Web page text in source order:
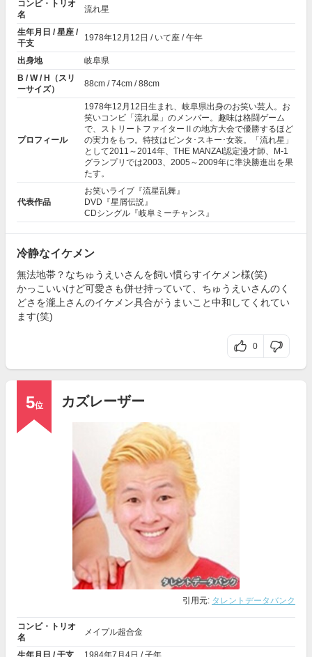
コンビ・トリオ
名
流れ星
生年月日 / 星座 /
干支
1978年12月12日 / いて座 / 午年
出身地
岐阜県
B / W / H（スリ
ーサイズ）
88cm / 74cm / 88cm
プロフィール
1978年12月12日生まれ、岐阜県出身のお笑い芸人。お
笑いコンビ「流れ星 」のメンバー。趣味は格闘ゲーム
で、ストリートファイターⅡの地方大会で優勝するほど
の実力をもつ。特技はビンタ･スキー･女装。「流れ星 」
として2011～2014年、THE MANZAI認定漫才師、M-1
グランプリでは2003、2005～2009年に準決勝進出を果
たす。
代表作品
お笑いライブ『流星乱舞』
DVD『星屑伝説』
CDシングル『岐阜ミーチャンス』
冷静なイケメン
無法地帯？なちゅうえいさんを飼い慣らすイケメン様(笑)
かっこいいけど可愛さも併せ持っていて、ちゅうえいさんのく
どさを瀧上さんのイケメン具合がうまいこと中和してくれてい
ます(笑)
0
5位 カズレーザー
引用元: タレントデータバンク
コンビ・トリオ
名
メイプル超合金
生年月日 / 干支 1984年7月4日 / 子年